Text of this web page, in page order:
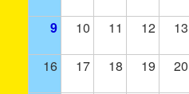
9 10 11 12 13
16 17 18 19 20